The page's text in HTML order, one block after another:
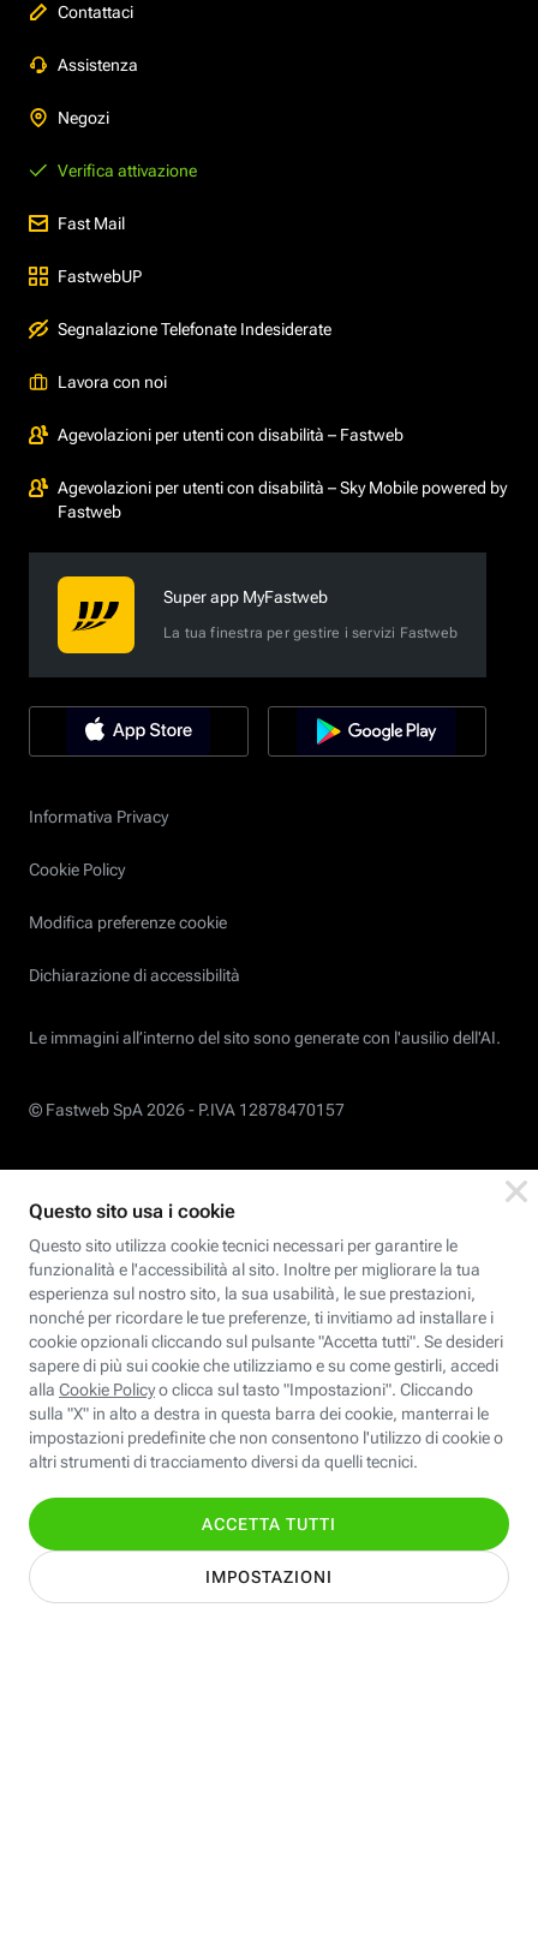
Contattaci
Assistenza
Negozi
Verifica attivazione
Fast Mail
FastwebUP
Segnalazione Telefonate Indesiderate
Lavora con noi
Agevolazioni per utenti con disabilità – Fastweb
Agevolazioni per utenti con disabilità – Sky Mobile powered by
Fastweb
Super app MyFastweb
La tua finestra per gestire i servizi Fastweb
Informativa Privacy
Cookie Policy
Modifica preferenze cookie
Dichiarazione di accessibilità
Le immagini all’interno del sito sono generate con l'ausilio dell'AI.
© Fastweb SpA 2026 - P.IVA 12878470157